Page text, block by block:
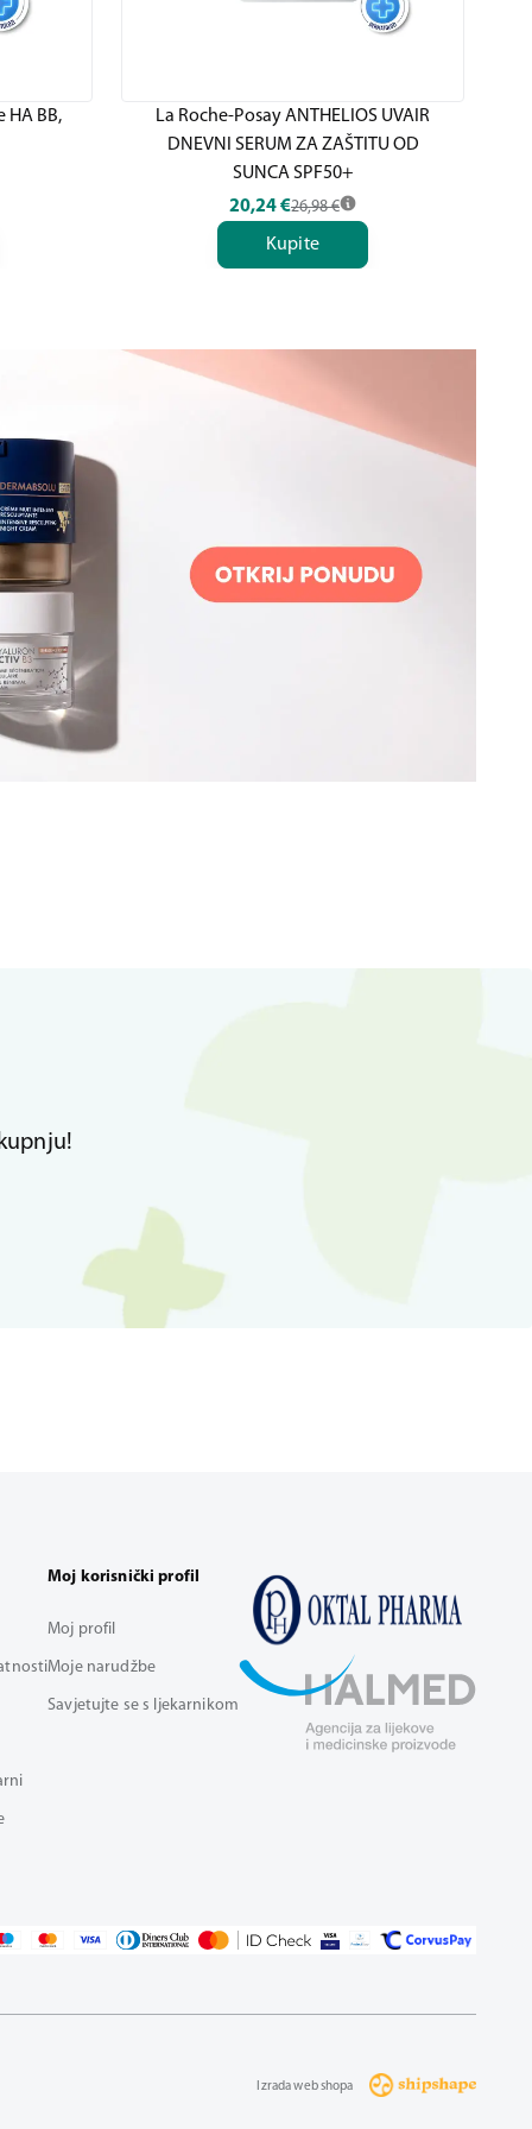
HA BB,
La Roche-Posay ANTHELIOS UVAIR
DNEVNI SERUM ZA ZAŠTITU OD
SUNCA SPF50+
20,24€26,98 €
Kupite
Moj korisnički profil
Moj profil
Moje narudžbe
Savjetujte se s ljekarnikom
Izrada web shopa